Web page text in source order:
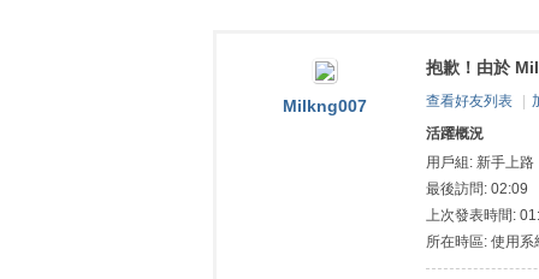
索
台中
Milkng007
抱歉！由於
查看好友列表
活躍概況
用戶組: 新手上路
最後訪問: 02:09
上次發表時間:
所在時區: 使用系